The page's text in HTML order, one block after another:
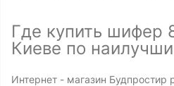
Где купить шифер
Киеве по
Интернет - магазин Будпростир